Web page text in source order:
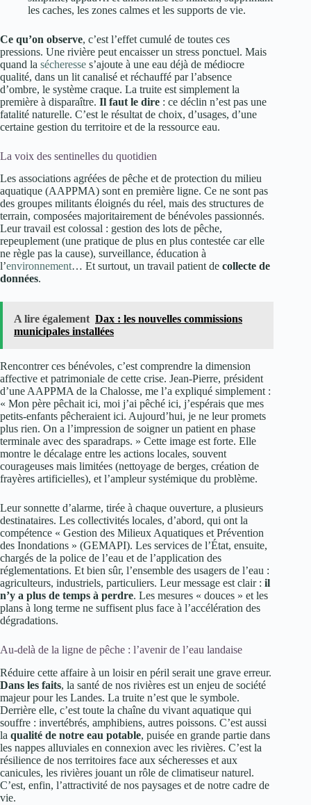
les caches, les zones calmes et les supports de vie.
Ce qu’on observe, c’est l’effet cumulé de toutes ces
pressions. Une rivière peut encaisser un stress ponctuel. Mais
quand la sécheresse s’ajoute à une eau déjà de médiocre
qualité, dans un lit canalisé et réchauffé par l’absence
d’ombre, le système craque. La truite est simplement la
première à disparaître. Il faut le dire : ce déclin n’est pas une
fatalité naturelle. C’est le résultat de choix, d’usages, d’une
certaine gestion du territoire et de la ressource eau.
La voix des sentinelles du quotidien
Les associations agréées de pêche et de protection du milieu
aquatique (AAPPMA) sont en première ligne. Ce ne sont pas
des groupes militants éloignés du réel, mais des structures de
terrain, composées majoritairement de bénévoles passionnés.
Leur travail est colossal : gestion des lots de pêche,
repeuplement (une pratique de plus en plus contestée car elle
ne règle pas la cause), surveillance, éducation à
l’environnement… Et surtout, un travail patient de collecte de
données.
A lire également Dax : les nouvelles commissions
municipales installées
Rencontrer ces bénévoles, c’est comprendre la dimension
affective et patrimoniale de cette crise. Jean-Pierre, président
d’une AAPPMA de la Chalosse, me l’a expliqué simplement :
« Mon père pêchait ici, moi j’ai pêché ici, j’espérais que mes
petits-enfants pêcheraient ici. Aujourd’hui, je ne leur promets
plus rien. On a l’impression de soigner un patient en phase
terminale avec des sparadraps. » Cette image est forte. Elle
montre le décalage entre les actions locales, souvent
courageuses mais limitées (nettoyage de berges, création de
frayères artificielles), et l’ampleur systémique du problème.
Leur sonnette d’alarme, tirée à chaque ouverture, a plusieurs
destinataires. Les collectivités locales, d’abord, qui ont la
compétence « Gestion des Milieux Aquatiques et Prévention
des Inondations » (GEMAPI). Les services de l’État, ensuite,
chargés de la police de l’eau et de l’application des
réglementations. Et bien sûr, l’ensemble des usagers de l’eau :
agriculteurs, industriels, particuliers. Leur message est clair : il
n’y a plus de temps à perdre. Les mesures « douces » et les
plans à long terme ne suffisent plus face à l’accélération des
dégradations.
Au-delà de la ligne de pêche : l’avenir de l’eau landaise
Réduire cette affaire à un loisir en péril serait une grave erreur.
Dans les faits, la santé de nos rivières est un enjeu de société
majeur pour les Landes. La truite n’est que le symbole.
Derrière elle, c’est toute la chaîne du vivant aquatique qui
souffre : invertébrés, amphibiens, autres poissons. C’est aussi
la qualité de notre eau potable, puisée en grande partie dans
les nappes alluviales en connexion avec les rivières. C’est la
résilience de nos territoires face aux sécheresses et aux
canicules, les rivières jouant un rôle de climatiseur naturel.
C’est, enfin, l’attractivité de nos paysages et de notre cadre de
vie.